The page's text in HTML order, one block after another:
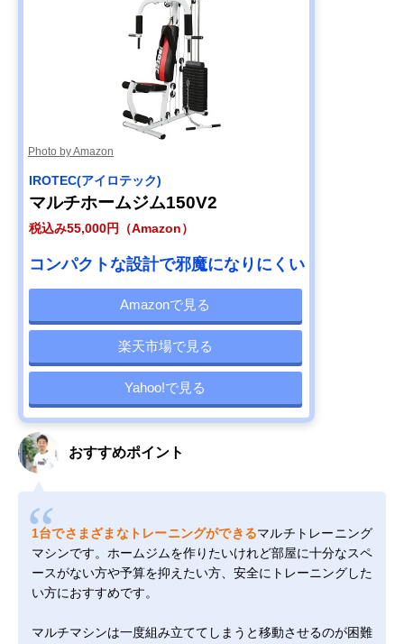
Photo by Amazon
IROTEC(アイロテック)
マルチホームジム150V2
税込み55,000円（Amazon）
コンパクトな設計で邪魔になりにくい
Amazonで見る
楽天市場で見る
Yahoo!で見る
おすすめポイント
1台でさまざまなトレーニングができるマルチトレーニング
マシンです。ホームジムを作りたいけれど部屋に十分なスペ
ースがない方や予算を抑えたい方、安全にトレーニングした
い方におすすめです。
マルチマシンは一度組み立ててしまうと移動させるのが困難